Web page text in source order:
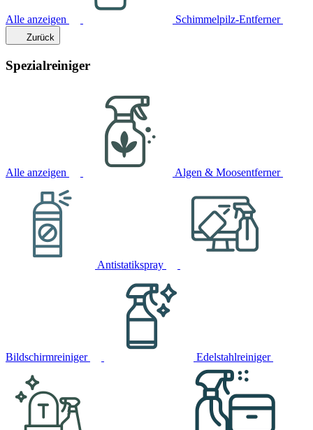
Alle anzeigen Schimmelpilz-Entferner
Zurück
Spezialreiniger
Alle anzeigen Algen & Moosentferner
Antistatikspray
Bildschirmreiniger Edelstahlreiniger